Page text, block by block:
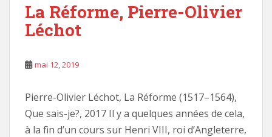
La Réforme, Pierre-Olivier
Léchot
mai 12, 2019
Pierre-Olivier Léchot, La Réforme (1517–1564),
Que sais-je?, 2017 Il y a quelques années de cela,
à la fin d’un cours sur Henri VIII, roi d’Angleterre,